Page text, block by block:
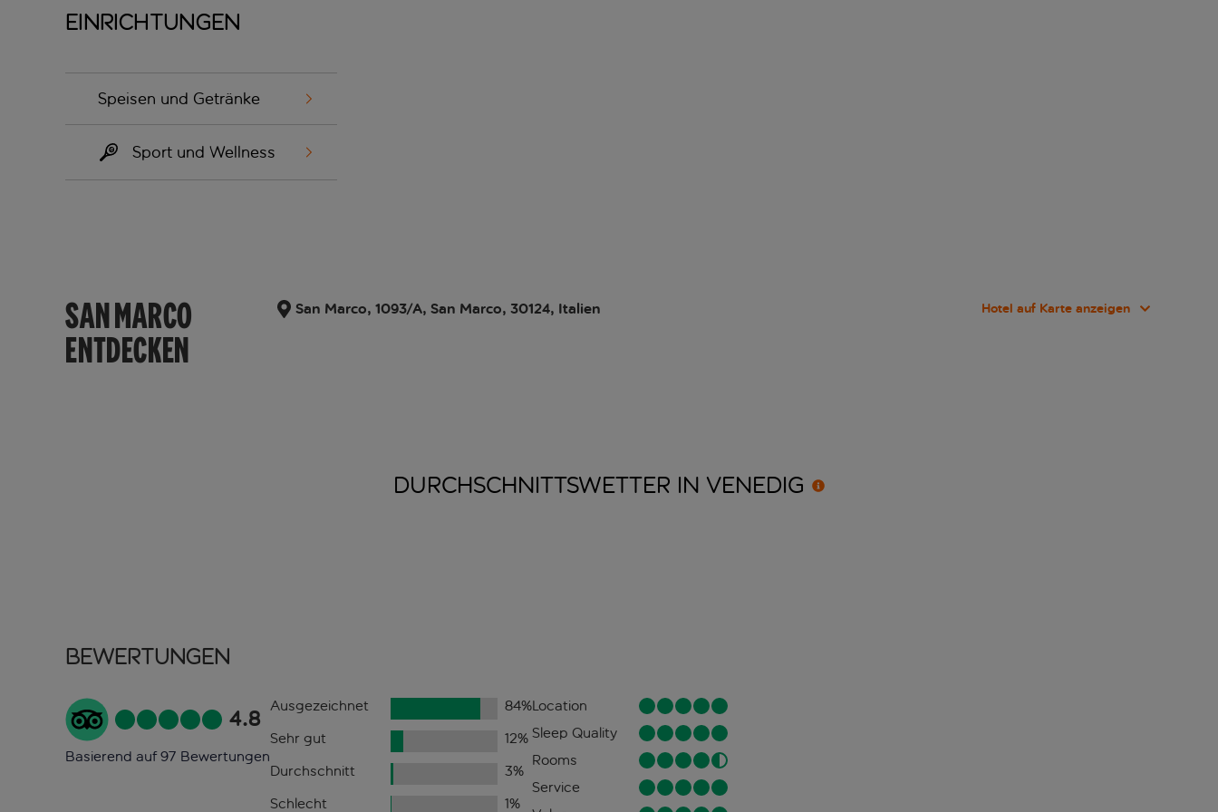
Einrichtungen
Speisen und Getränke
Sport und Wellness
SAN MARCO
ENTDECKEN
San Marco, 1093/A, San Marco, 30124, Italien Hotel auf Karte anzeigen
DURCHSCHNITTSWETTER IN VENEDIG
Bewertungen
4.8
Basierend auf 97 Bewertungen
Ausgezeichnet 84%
Sehr gut
12%
Durchschnitt
3%
Schlecht
1%
Location
Sleep Quality
Rooms
Service